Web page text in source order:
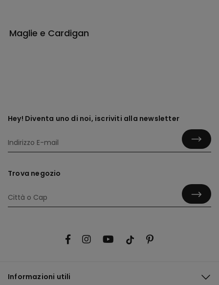
Maglie e Cardigan
Hey! Diventa uno di noi, iscriviti alla newsletter
Trova negozio
Informazioni utili